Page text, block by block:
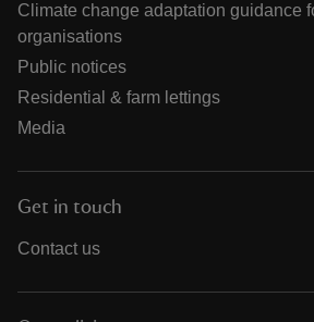
Climate change adaptation guidance
organisations
Public notices
Residential & farm lettings
Media
Get in touch
Contact us